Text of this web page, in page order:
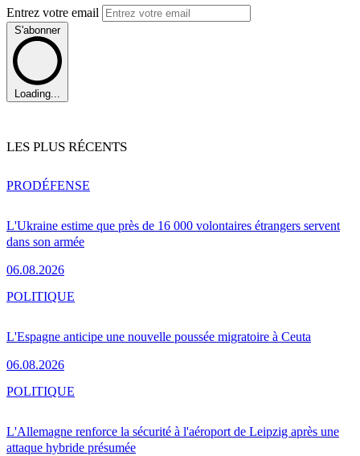
Entrez votre email
S'abonner
Loading...
LES PLUS RÉCENTS
L'Ukraine estime que près de 16 000 volontaires étrangers servent
dans son armée
06.08.2026
PRODÉFENSE
L'Espagne anticipe une nouvelle poussée migratoire à Ceuta
06.08.2026
POLITIQUE
L'Allemagne renforce la sécurité à l'aéroport de Leipzig après une
attaque hybride présumée
POLITIQUE